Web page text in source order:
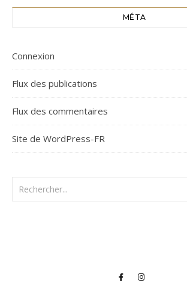
MÉTA
Connexion
Flux des publications
Flux des commentaires
Site de WordPress-FR